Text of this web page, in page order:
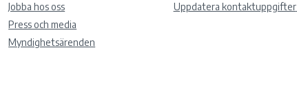
Jobba hos oss
Press och media
Myndighetsärenden
Uppdatera kontaktuppgifter